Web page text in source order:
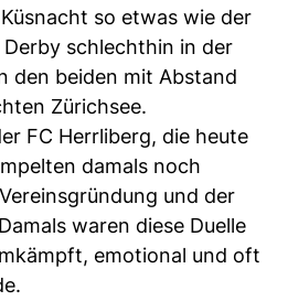
so etwas wie der
Derby schlechthin in der
den beiden mit Abstand
Zürichsee.
FC Herrliberg, die heute
damals noch
und der
waren diese Duelle
emotional und oft